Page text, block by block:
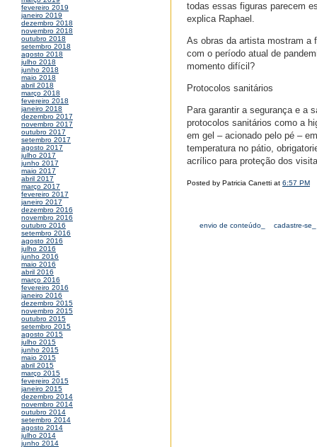
fevereiro 2019
janeiro 2019
dezembro 2018
novembro 2018
outubro 2018
setembro 2018
agosto 2018
julho 2018
junho 2018
maio 2018
abril 2018
março 2018
fevereiro 2018
janeiro 2018
dezembro 2017
novembro 2017
outubro 2017
setembro 2017
agosto 2017
julho 2017
junho 2017
maio 2017
abril 2017
março 2017
fevereiro 2017
janeiro 2017
dezembro 2016
novembro 2016
outubro 2016
setembro 2016
agosto 2016
julho 2016
junho 2016
maio 2016
abril 2016
março 2016
fevereiro 2016
janeiro 2016
dezembro 2015
novembro 2015
outubro 2015
setembro 2015
agosto 2015
julho 2015
junho 2015
maio 2015
abril 2015
março 2015
fevereiro 2015
janeiro 2015
dezembro 2014
novembro 2014
outubro 2014
setembro 2014
agosto 2014
julho 2014
junho 2014
todas essas figuras parecem
explica Raphael.
As obras da artista mostram a
com o período atual de
momento difícil?
Protocolos sanitários
Para garantir a segurança e a
protocolos sanitários como a
em gel – acionado pelo pé –
temperatura no pátio,
acrílico para proteção dos
Posted by Patricia Canetti at 6:57 PM
envio de conteúdo_ cadastre-se_